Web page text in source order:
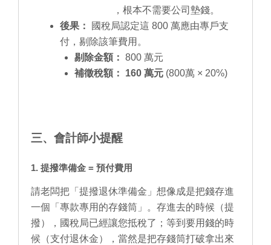
，根本不需要公司墊錢。
後果：
國稅局認定這 800 萬應由專戶支
付，剔除該筆費用。
剔除金額： 800 萬元
補徵稅額：
160 萬元 (800萬 × 20%)
三、會計師小提醒
1. 提撥準備金 = 預付費用
請老闆把「提撥退休準備金」想像成是把錢存進
一個「專款專用的存錢筒」。存進去的時候（提
撥），國稅局已經讓您抵稅了；等到要用錢的時
候（支付退休金），當然是把存錢筒打破拿出來